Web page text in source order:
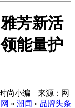
芳新活
能量护
尚小编 来源：网
» 潮闻 » 品牌头条